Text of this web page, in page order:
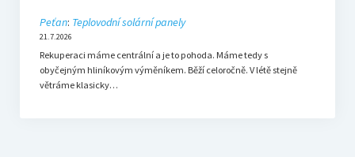
Peťan: Teplovodní solární panely
21.7.2026
Rekuperaci máme centrální a je to pohoda. Máme tedy s
obyčejným hliníkovým výměníkem. Běží celoročně. V létě stejně
větráme klasicky…